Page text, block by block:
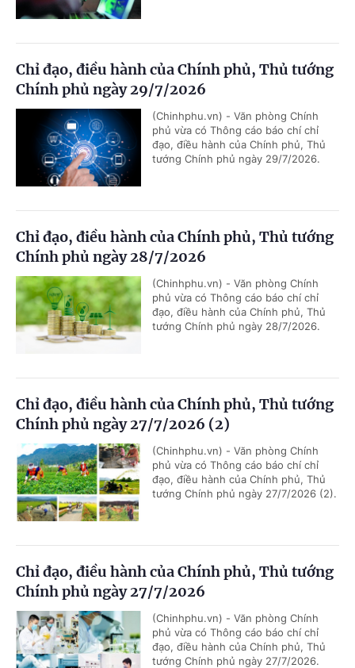
Chỉ đạo, điều hành của Chính phủ, Thủ tướng
Chính phủ ngày 29/7/2026
(Chinhphu.vn) - Văn phòng Chính
phủ vừa có Thông cáo báo chí chỉ
đạo, điều hành của Chính phủ, Thủ
tướng Chính phủ ngày 29/7/2026.
Chỉ đạo, điều hành của Chính phủ, Thủ tướng
Chính phủ ngày 28/7/2026
(Chinhphu.vn) - Văn phòng Chính
phủ vừa có Thông cáo báo chí chỉ
đạo, điều hành của Chính phủ, Thủ
tướng Chính phủ ngày 28/7/2026.
Chỉ đạo, điều hành của Chính phủ, Thủ tướng
Chính phủ ngày 27/7/2026 (2)
(Chinhphu.vn) - Văn phòng Chính
phủ vừa có Thông cáo báo chí chỉ
đạo, điều hành của Chính phủ, Thủ
tướng Chính phủ ngày 27/7/2026 (2).
Chỉ đạo, điều hành của Chính phủ, Thủ tướng
Chính phủ ngày 27/7/2026
(Chinhphu.vn) - Văn phòng Chính
phủ vừa có Thông cáo báo chí chỉ
đạo, điều hành của Chính phủ, Thủ
tướng Chính phủ ngày 27/7/2026.